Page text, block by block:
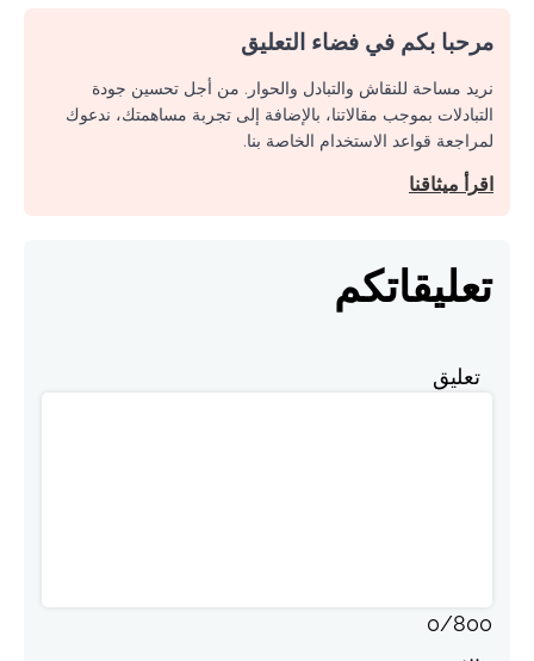
مرحبا بكم في فضاء التعليق
نريد مساحة للنقاش والتبادل والحوار. من أجل تحسين جودة
التبادلات بموجب مقالاتنا، بالإضافة إلى تجربة مساهمتك، ندعوك
لمراجعة قواعد الاستخدام الخاصة بنا.
اقرأ ميثاقنا
تعليقاتكم
تعليق
0/800